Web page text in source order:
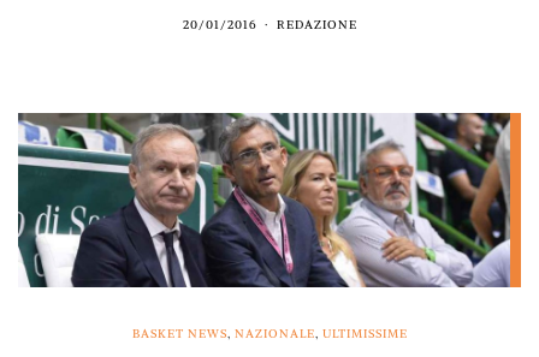
20/01/2016 REDAZIONE
BASKET NEWS, NAZIONALE, ULTIMISSIME